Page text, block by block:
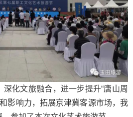
化文旅融合，进一步提升“唐山周
影响力，拓展京津冀客源市场，我